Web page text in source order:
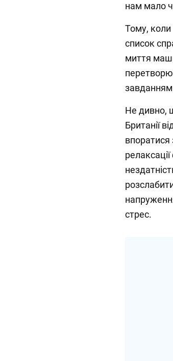
нам мало
Тому, коли
список
миття
Не дивно,
Британії
стрес.